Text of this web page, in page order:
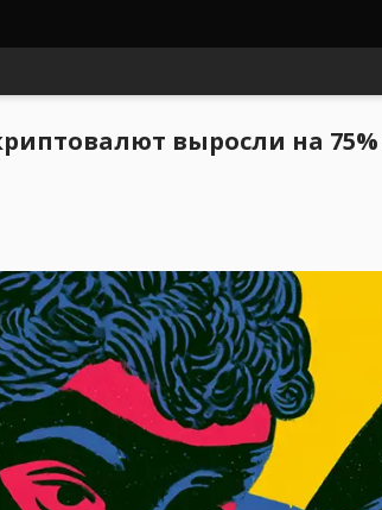
выросли на 75%